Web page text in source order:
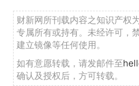
财新网所刊载内容之知识产权
专属所有或持有。未经许可，
建立镜像等任何使用。
如有意愿转载，请发邮件至
确认及授权后，方可转载。